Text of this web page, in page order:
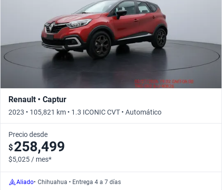
Renault • Captur
2023 • 105,821 km • 1.3 ICONIC CVT • Automático
Precio desde
$258,499
$5,025 / mes*
Aliado• Chihuahua • Entrega 4 a 7 días